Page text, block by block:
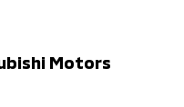
Motors